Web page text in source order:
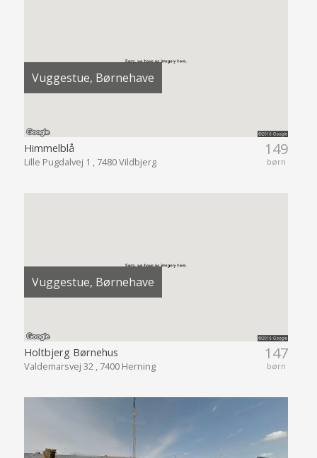
Vuggestue, Børnehave
149
børn
Himmelblå
Lille Pugdalvej 1 , 7480 Vildbjerg
Vuggestue, Børnehave
147
børn
Holtbjerg Børnehus
Valdemarsvej 32 , 7400 Herning